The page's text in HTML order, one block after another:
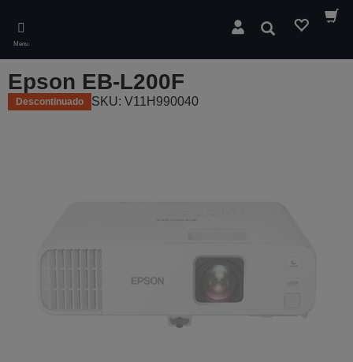
main
content
Menu
Pesquisar
Epson EB-L200F
Descontinuado SKU: V11H990040